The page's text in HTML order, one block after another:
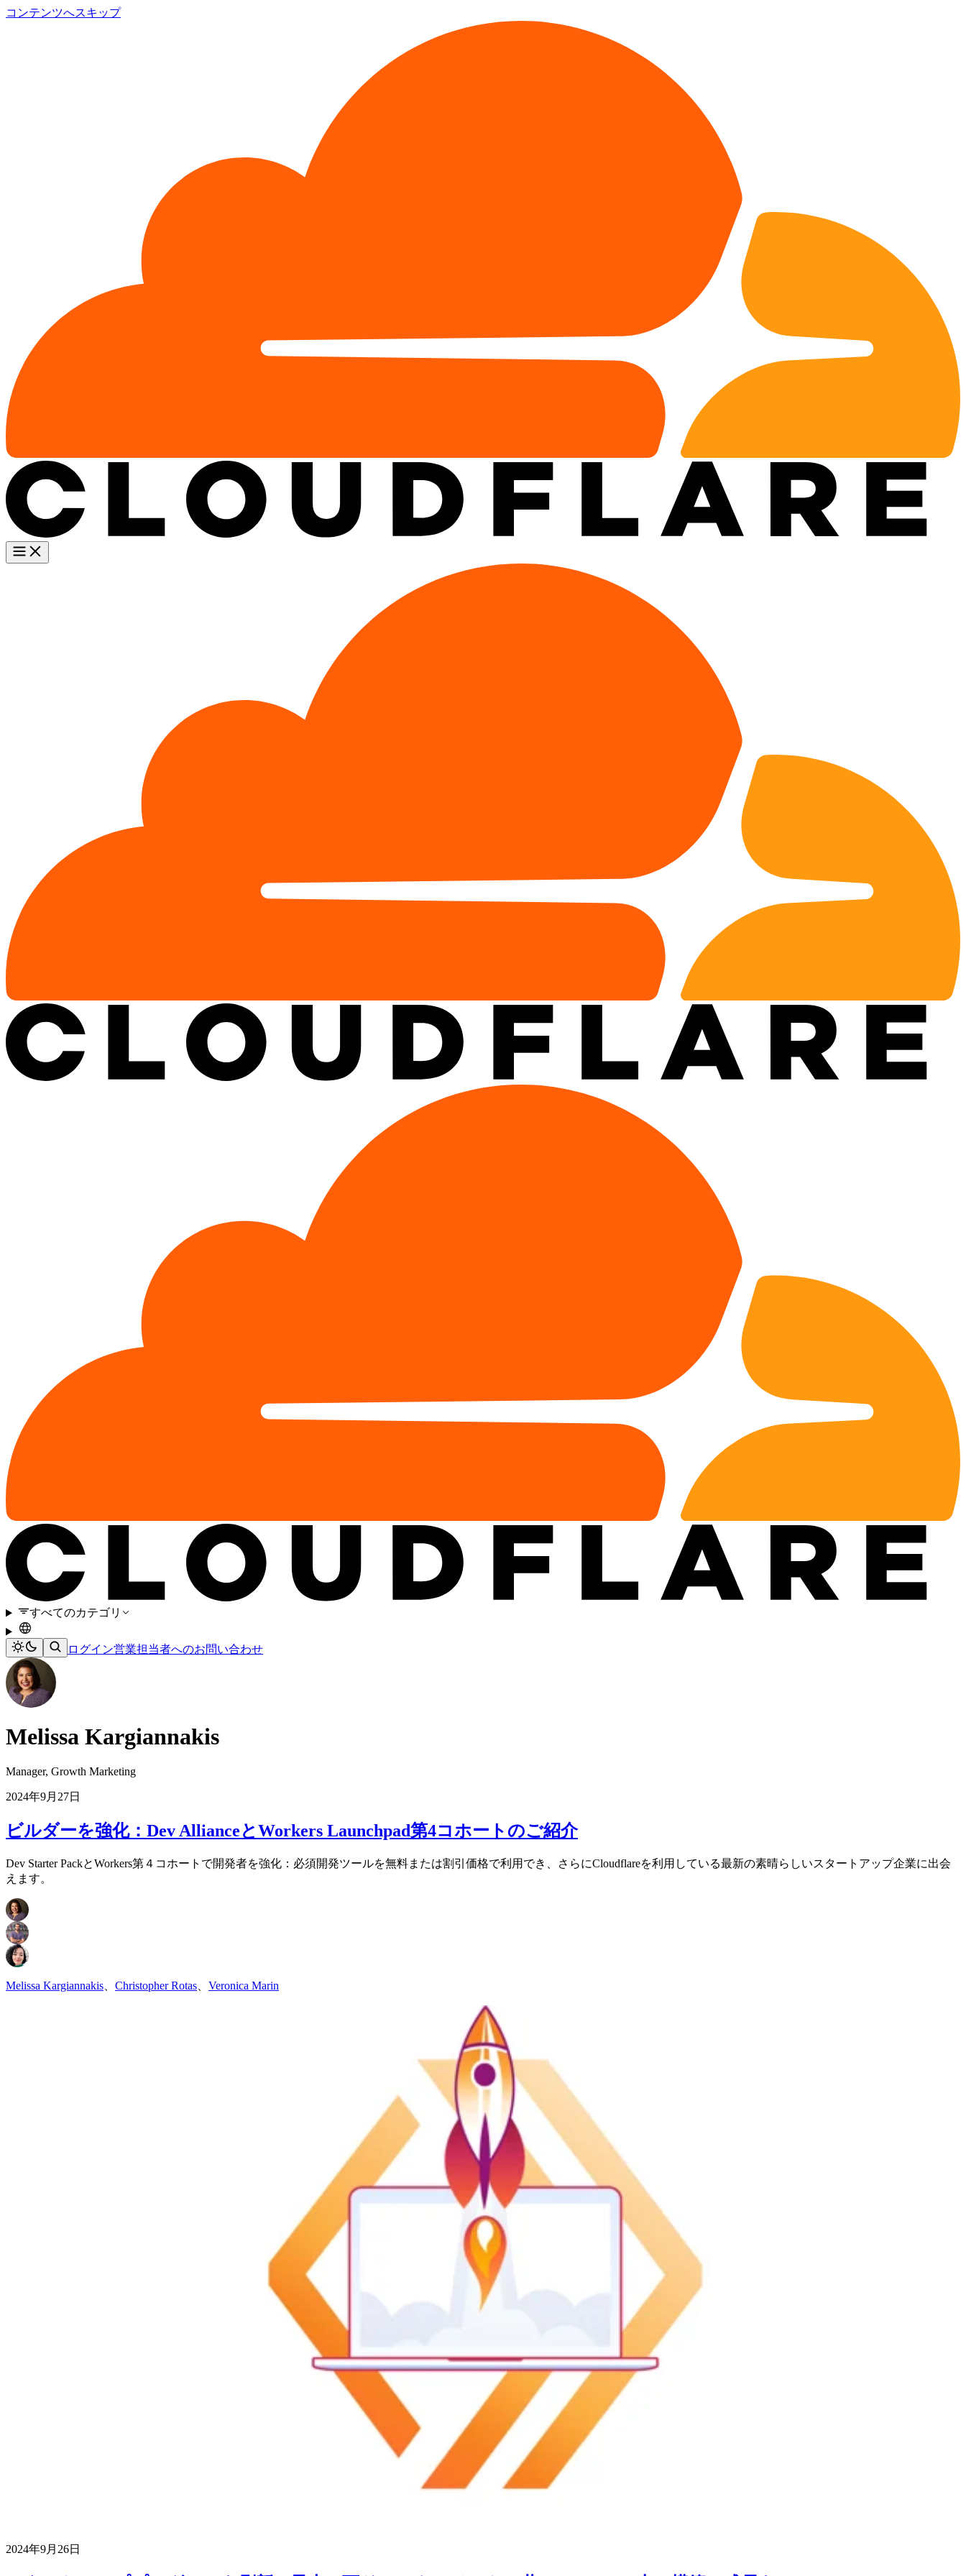
コンテンツへスキップ
すべてのカテゴリ
ログイン営業担当者へのお問い合わせ
Melissa Kargiannakis
Manager, Growth Marketing
2024年9月27日
ビルダーを強化：Dev AllianceとWorkers Launchpad第4コホートのご紹介
Dev Starter PackとWorkers第４コホートで開発者を強化：必須開発ツールを無料または割引価格で利用でき、さらにCloudflareを利用している最新の素晴らしいスタートアップ企業に出会
えます。
Melissa Kargiannakis Christopher Rotas Veronica Marin
2024年9月26日